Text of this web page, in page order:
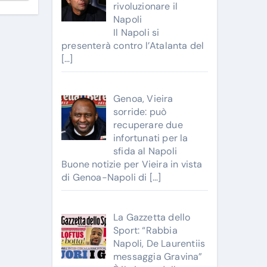
rivoluzionare il
Napoli
Il Napoli si
presenterà contro l’Atalanta del
[…]
Genoa, Vieira
sorride: può
recuperare due
infortunati per la
sfida al Napoli
Buone notizie per Vieira in vista
di Genoa-Napoli di […]
La Gazzetta dello
Sport: “Rabbia
Napoli, De Laurentiis
messaggia Gravina”